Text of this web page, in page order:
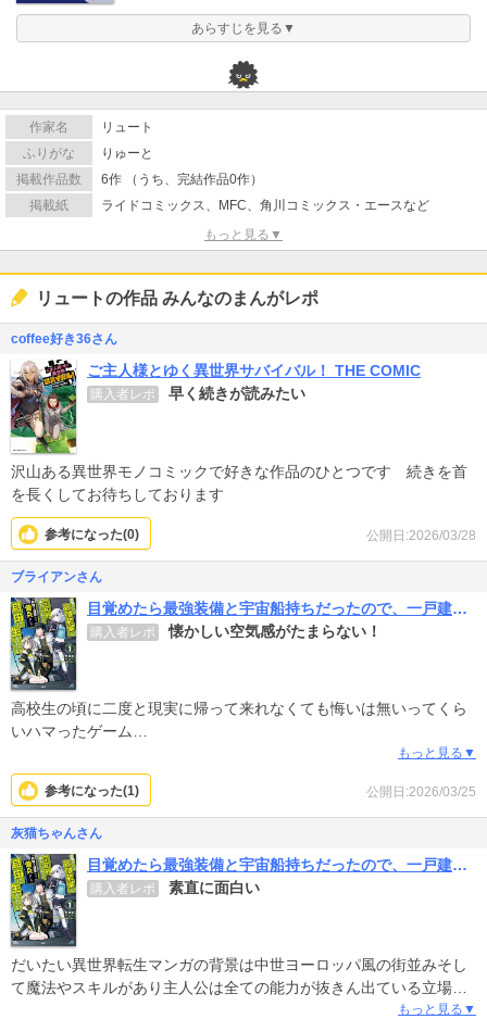
あらすじを見る▼
作家名
リュート
ふりがな
りゅーと
掲載作品数
6作 （うち、完結作品0作）
掲載紙
ライドコミックス、MFC、角川コミックス・エースなど
もっと見る▼
リュートの作品 みんなのまんがレポ
coffee好き36さん
ご主人様とゆく異世界サバイバル！ THE COMIC
購入者レポ 早く続きが読みたい
沢山ある異世界モノコミックで好きな作品のひとつです 続きを首
を長くしてお待ちしております
公開日:2026/03/28
参考になった(0)
ブライアンさん
目覚めたら最強装備と宇宙船持ちだったので、一戸建て目指して傭兵として自由に生きたい
購入者レポ 懐かしい空気感がたまらない！
高校生の頃に二度と現実に帰って来れなくても悔いは無いってくら
いハマったゲーム
「スタークルーザー」のような宇宙を舞台にした世界観のため
時間を忘れて１１巻まで一気に読んでしまいました。
原作小説も買ってみようかな〜
主人公ヒロが自らの出身地を「ソル星系 第3惑星 地球」と言った
時、
もしかして原作者さんもスタークルーザーを楽しんでいた方なのか
も？と
勝手に思ってしまいました。
まだ連載中なので
「新刊を待つ事が人生の楽しみのひとつ」
と言い切れるくらい気に入りました。
もっと見る▼
公開日:2026/03/25
参考になった(1)
灰猫ちゃんさん
目覚めたら最強装備と宇宙船持ちだったので、一戸建て目指して傭兵として自由に生きたい
購入者レポ 素直に面白い
だいたい異世界転生マンガの背景は中世ヨーロッパ風の街並みそし
て魔法やスキルがあり主人公は全ての能力が抜きん出ている立場の
確立。それはそれでストーリー次第で面白いけど“ コレ ”は全く新し
もっと見る▼